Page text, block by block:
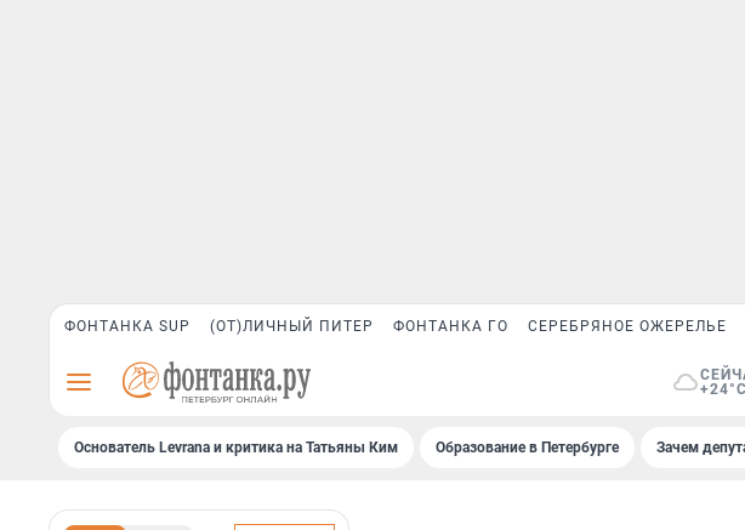
ФОНТАНКА SUP (ОТ)ЛИЧНЫЙ ПИТЕР ФОНТАНКА ГО СЕРЕБРЯНОЕ ОЖЕРЕЛЬЕ
+24°C
Основатель Levrana и критика на Татьяны Ким Образование в Петербурге Зачем